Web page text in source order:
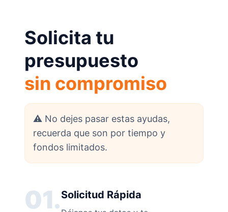
Solicita tu
presupuesto
sin compromiso
⚠️ No dejes pasar estas ayudas,
recuerda que son por tiempo y
fondos limitados.
01.Solicitud Rápida